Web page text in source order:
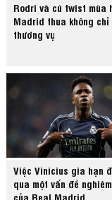
Rodri và cú twist mùa
Madrid thua không chỉ
thương vụ
Việc Vinicius gia hạn
qua một vấn đề
của Real Madrid